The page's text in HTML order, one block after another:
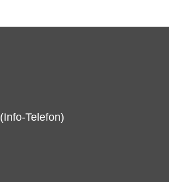
(Info-Telefon)